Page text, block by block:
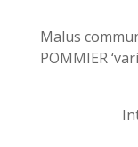
Malus
POMMIER